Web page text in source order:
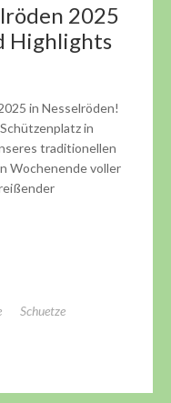
2025
Highlights
in Nesselröden!
in
traditionellen
Wochenende voller
Schuetze